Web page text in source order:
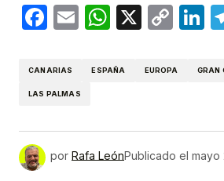
Facebook
Email X
CANARIAS ESPAÑA EUROPA GRAN
LAS PALMAS
por Rafa LeónPublicado el mayo